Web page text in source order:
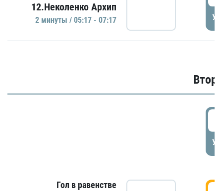
12.Неколенко Архип
2 минуты / 05:17 - 07:17
Гол в равенстве